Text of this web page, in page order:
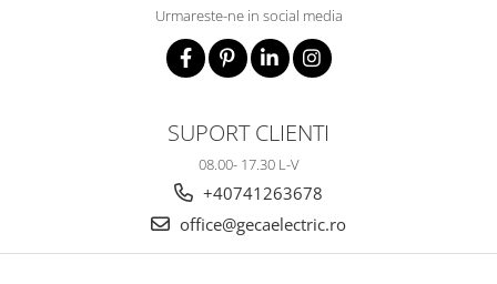
Urmareste-ne in social media
SUPORT CLIENTI
08.00- 17.30 L-V
+40741263678
office@gecaelectric.ro